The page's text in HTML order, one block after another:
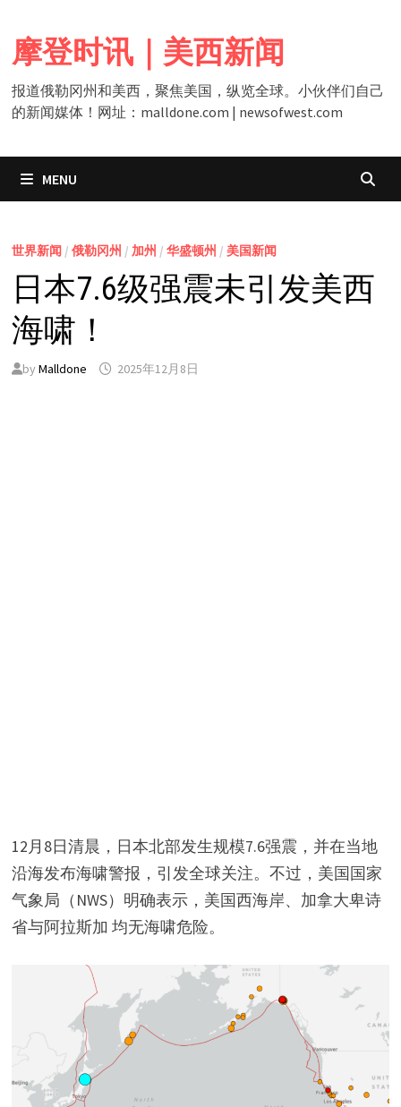
content
摩登时讯｜美西新闻
报道俄勒冈州和美西，聚焦美国，纵览全球。小伙伴们自己
的新闻媒体！网址：malldone.com | newsofwest.com
MENU
世界新闻/ 俄勒冈州 / 加州 / 华盛顿州 / 美国新闻
日本7.6级强震未引发美西
海啸！
by Malldone 2025年12月8日
12月8日清晨，日本北部发生规模7.6强震，并在当地
沿海发布海啸警报，引发全球关注。不过，美国国家
气象局（NWS）明确表示，美国西海岸、加拿大卑诗
省与阿拉斯加 均无海啸危险。